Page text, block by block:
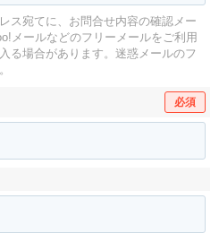
ス宛てに、お問合せ内容の確認メー
メールなどのフリーメールをご利用
る場合があります。 迷惑メールのフ
必須